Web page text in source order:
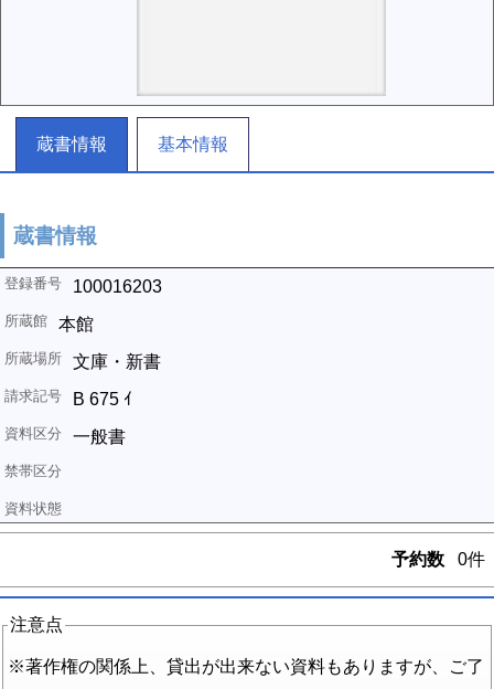
蔵書情報 基本情報
蔵書情報
100016203
本館
文庫・新書
B 675 ｲ
一般書
予約数 0件
注意点
※著作権の関係上、貸出が出来ない資料もありますが、ご了